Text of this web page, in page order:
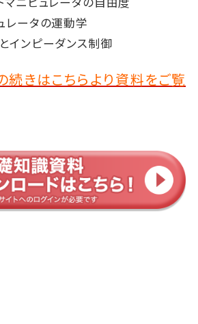
ータの運動学
ンピーダンス制御
きはこちらより資料をご覧